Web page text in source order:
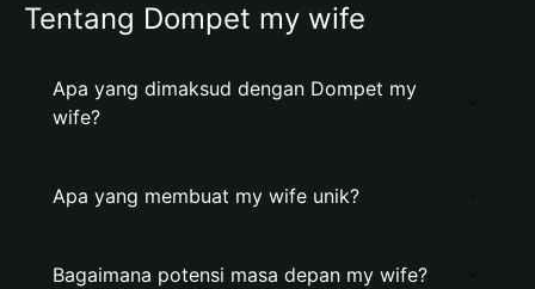
Tentang Dompet my wife
Apa yang dimaksud dengan Dompet my
wife?
Apa yang membuat my wife unik?
Bagaimana potensi masa depan my wife?